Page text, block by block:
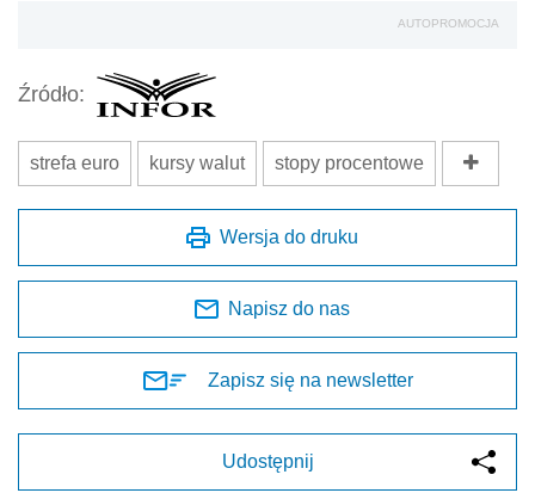
AUTOPROMOCJA
Źródło:
strefa euro kursy walut stopy procentowe
Wersja do druku
Napisz do nas
Zapisz się na newsletter
Udostępnij